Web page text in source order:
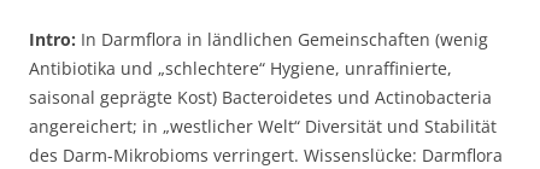
Intro: In Darmflora in ländlichen Gemeinschaften (wenig
Antibiotika und „schlechtere“ Hygiene, unraffinierte,
saisonal geprägte Kost) Bacteroidetes und Actinobacteria
angereichert; in „westlicher Welt“ Diversität und Stabilität
des Darm-Mikrobioms verringert. Wissenslücke: Darmflora